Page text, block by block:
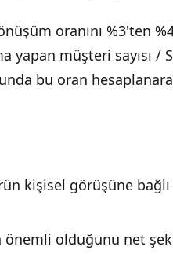
oranını %3'ten
yapan müşteri sayısı /
bu oran
kişisel görüşüne
önemli olduğunu net